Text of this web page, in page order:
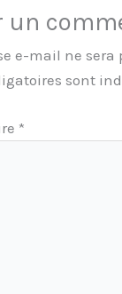
un
e-mail ne sera
sont
*